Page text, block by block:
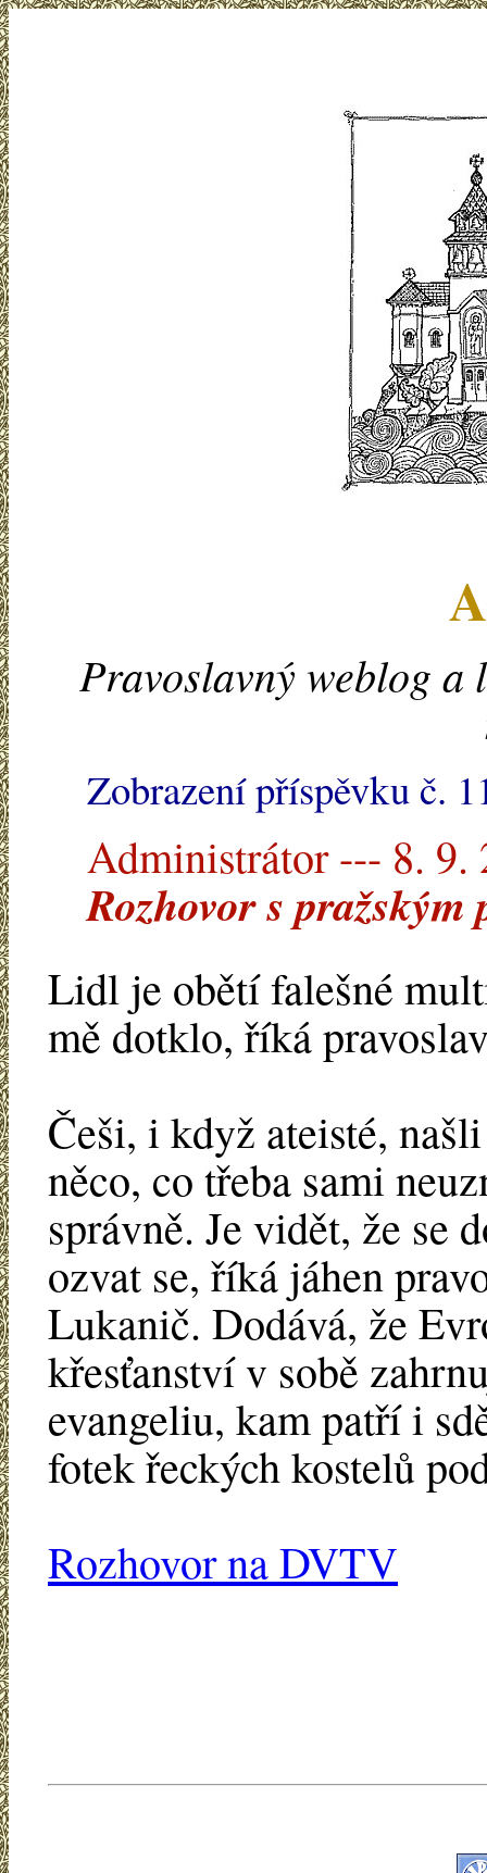
Pravoslavný weblog a
Zobrazení příspěvku č.
Administrátor --- 8. 9.
Rozhovor s
Lidl je obětí falešné
mě dotklo, říká
Češi, i když ateisté,
něco, co třeba sami
správně. Je vidět, že se
ozvat se, říká jáhen
Lukanič. Dodává, že
křesťanství v sobě
evangeliu, kam patří i
fotek řeckých kostelů
Rozhovor na DVTV